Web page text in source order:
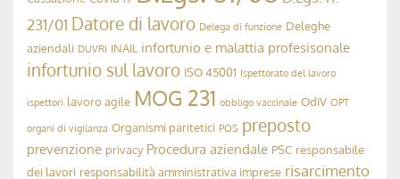
Studio Legale Carozzi 30 Settembre 2024
Introduzione della “Patente a Crediti”
➞
Cookie Policy
Sul nostro sito Web utilizziamo i cookie per offrirti
Cliccando su "Accetta" acconsenti all'uso di TUTTI i cookie.
Impostazioni Accetta Informativa Privacy & Cookies